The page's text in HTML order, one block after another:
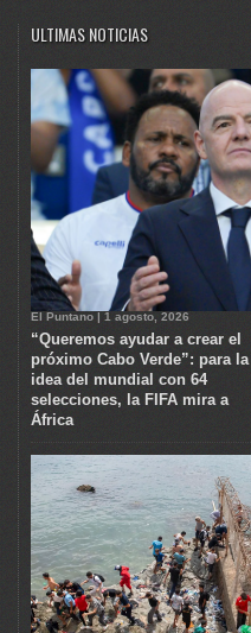
ULTIMAS NOTICIAS
El Puntano | 1 agosto, 2026
“Queremos ayudar a crear el
próximo Cabo Verde”: para la
idea del mundial con 64
selecciones, la FIFA mira a
África